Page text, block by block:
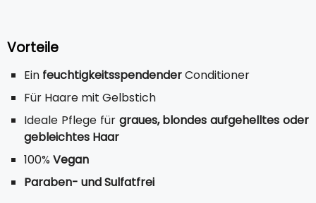
Vorteile
Ein feuchtigkeitsspendenderConditioner
Für Haare mit Gelbstich
Ideale Pflege für graues, blondes aufgehelltes oder
gebleichtes Haar
100% Vegan
Paraben- und Sulfatfrei